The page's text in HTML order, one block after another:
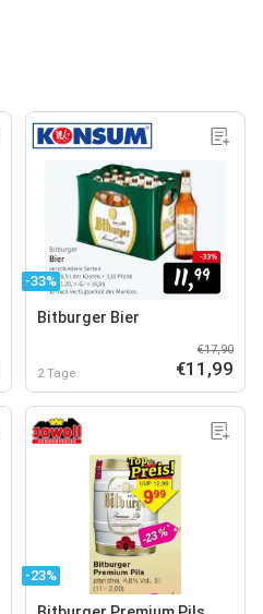
-33%
Bitburger Bier
2 Tage
€17,90
€11,99
-23%